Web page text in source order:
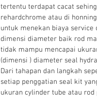
tertentu terdapat cacat
rehardchrome atau di
untuk menekan biaya
dimensi diameter baik rod
tidak mampu mencapai
(dimensi ) diameter seal
Dari tahapan dan langkah
setiap penggatian seal kit
ukuran cylinder tube atau rod